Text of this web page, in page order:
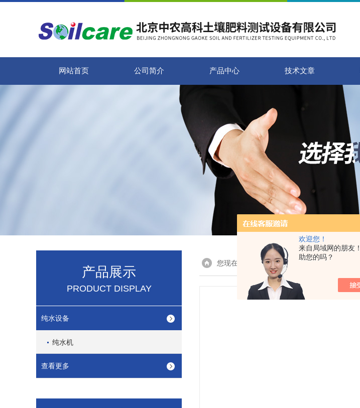
欢迎您！
来自局域网的朋友
助您的吗？
网站首页 公司简介 产品中心 技术文章
产品展示
PRODUCT DISPLAY
纯水设备
纯水机
查看更多
您现在的位置：首页> 产品展示 > 纯水设备